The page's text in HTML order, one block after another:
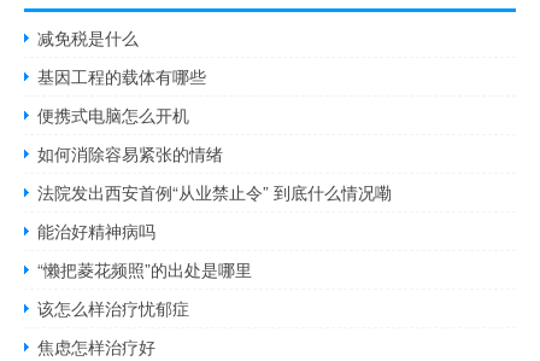
减免税是什么
基因工程的载体有哪些
便携式电脑怎么开机
如何消除容易紧张的情绪
法院发出西安首例“从业禁止令” 到底什么情况嘞
能治好精神病吗
“懒把菱花频照”的出处是哪里
该怎么样治疗忧郁症
焦虑怎样治疗好